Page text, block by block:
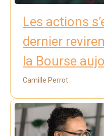
Les actions
dernier
la Bourse
Camille Perrot